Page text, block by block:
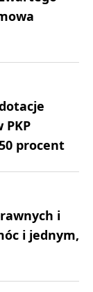
PKP
procent
i
i jednym,